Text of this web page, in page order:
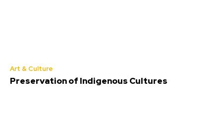
Art & Culture
Preservation of Indigenous Cultures